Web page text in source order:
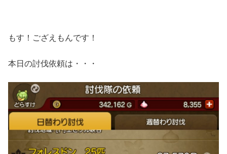
もす！ござえもんです！
本日の討伐依頼は・・・